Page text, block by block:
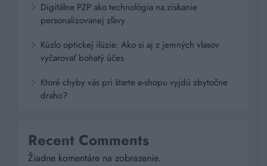
Digitálne PZP ako technológia na získanie
personalizovanej zľavy
Kúzlo optickej ilúzie: Ako si aj z jemných vlasov
vyčarovať bohatý účes
Ktoré chyby vás pri štarte e-shopu vyjdú zbytočne
draho?
Recent Comments
Žiadne komentáre na zobrazenie.